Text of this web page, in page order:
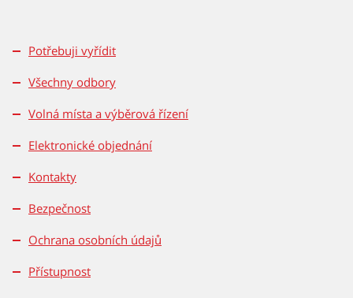
Potřebuji vyřídit
Všechny odbory
Volná místa a výběrová řízení
Elektronické objednání
Kontakty
Bezpečnost
Ochrana osobních údajů
Přístupnost